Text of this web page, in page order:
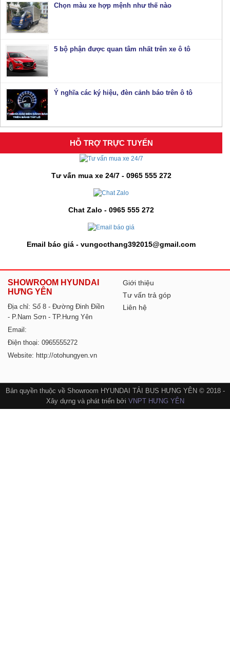
Chọn màu xe hợp mệnh như thế nào
5 bộ phận được quan tâm nhất trên xe ô tô
Ý nghĩa các ký hiệu, đèn cảnh báo trên ô tô
HỖ TRỢ TRỰC TUYẾN
Tư vấn mua xe 24/7 - 0965 555 272
Chat Zalo - 0965 555 272
Email báo giá - vungocthang392015@gmail.com
SHOWROOM HYUNDAI
HƯNG YÊN
Địa chỉ: Số 8 - Đường Đinh Điền
- P.Nam Sơn - TP.Hưng Yên
Email:
Điện thoại: 0965555272
Website: http://otohungyen.vn
Giới thiệu
Tư vấn trả góp
Liên hệ
Bản quyền thuộc về Showroom HYUNDAI TẢI BUS HƯNG YÊN © 2018 -
Xây dựng và phát triển bởi VNPT HƯNG YÊN